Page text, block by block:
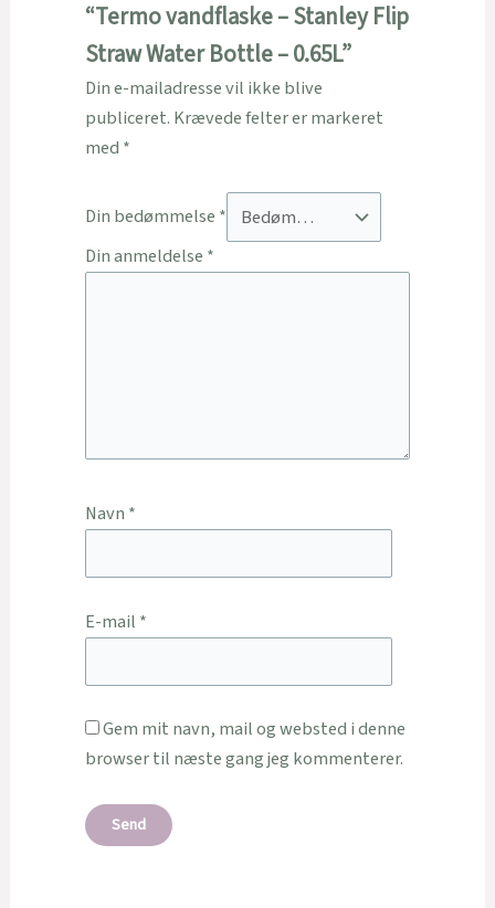
“Termo vandflaske – Stanley Flip
Straw Water Bottle – 0.65L”
Din e-mailadresse vil ikke blive
publiceret. Krævede felter er markeret
med *
Din bedømmelse *
Din anmeldelse *
Navn *
E-mail *
Gem mit navn, mail og websted i denne
browser til næste gang jeg kommenterer.